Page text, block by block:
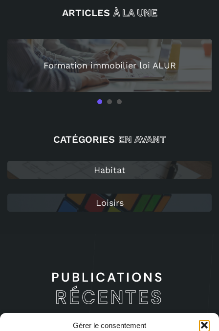
Gérer le consentement
ARTICLES À LA UNE
Quel spectacle choisir pour une
privée ?
CATÉGORIES EN AVANT
Habitat
Loisirs
PUBLICATIONS
RÉCENTES
Quel spectacle choisir pour une soirée